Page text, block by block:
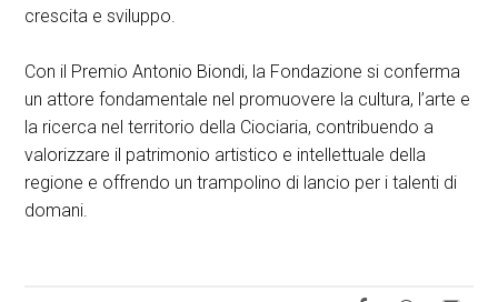
crescita e sviluppo.
Con il Premio Antonio Biondi, la Fondazione si conferma
un attore fondamentale nel promuovere la cultura, l’arte e
la ricerca nel territorio della Ciociaria, contribuendo a
valorizzare il patrimonio artistico e intellettuale della
regione e offrendo un trampolino di lancio per i talenti di
domani.